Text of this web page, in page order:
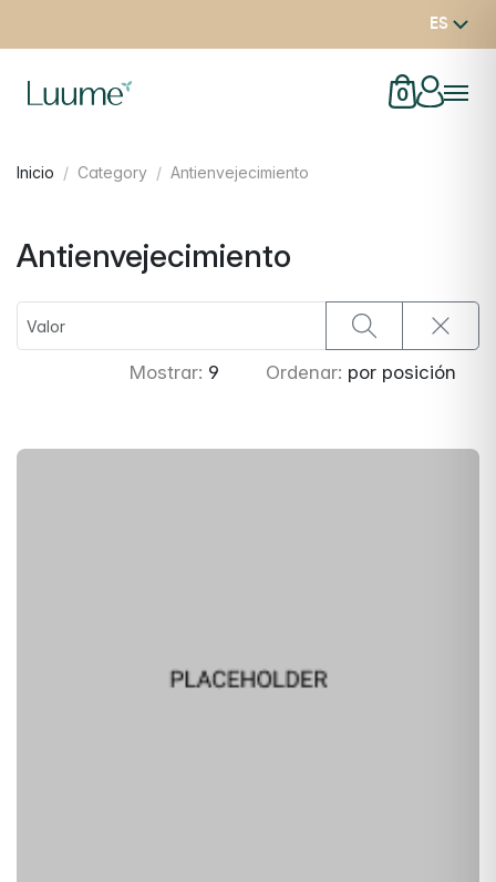
ES
0
Inicio Category Antienvejecimiento
Antienvejecimiento
Mostrar: 9 Ordenar: por posición